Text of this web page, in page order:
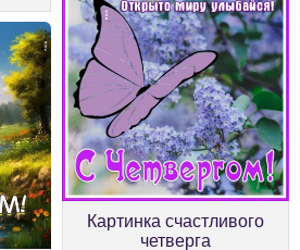
Картинка счастливого
четверга